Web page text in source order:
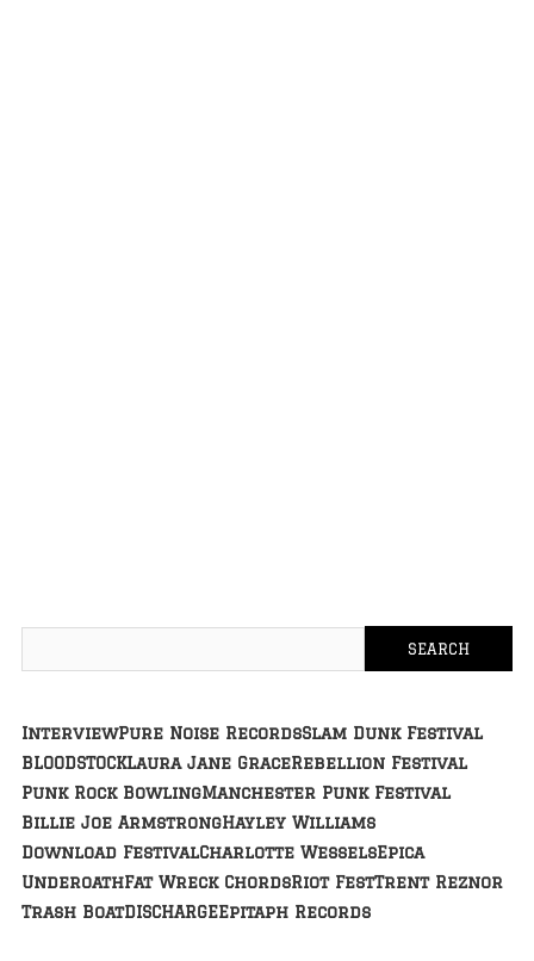
InterviewPure Noise RecordsSlam Dunk Festival
BLOODSTOCKLaura Jane GraceRebellion Festival
Punk Rock BowlingManchester Punk Festival
Billie Joe ArmstrongHayley Williams
Download FestivalCharlotte WesselsEpica
UnderoathFat Wreck ChordsRiot FestTrent Reznor
Trash BoatDISCHARGEEpitaph Records